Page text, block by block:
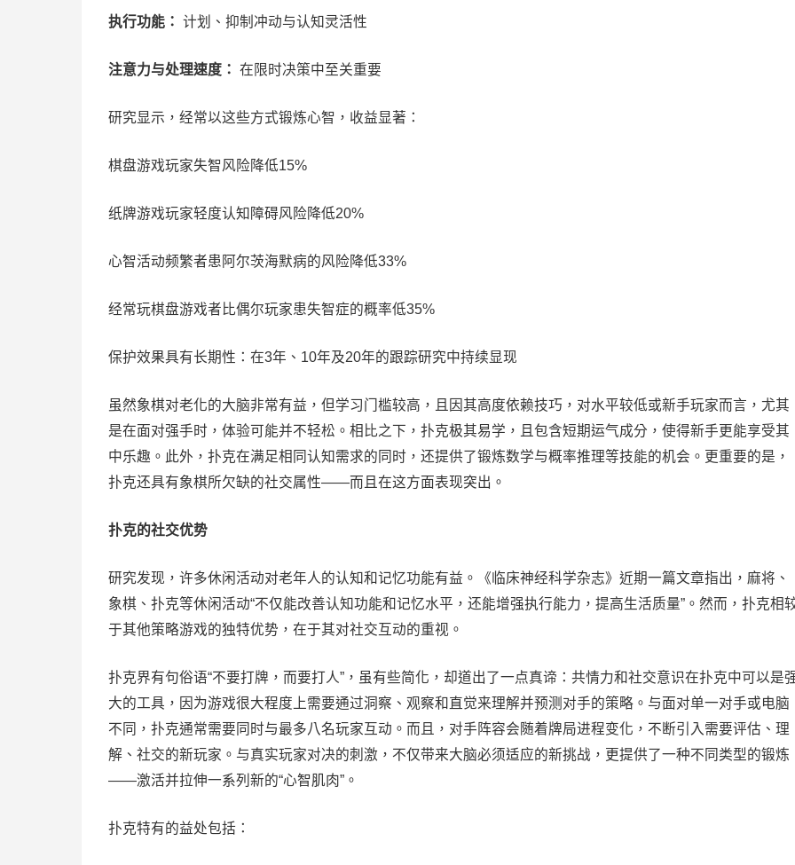
执行功能： 计划、抑制冲动与认知灵活性
注意力与处理速度： 在限时决策中至关重要
研究显示，经常以这些方式锻炼心智，收益显著：
棋盘游戏玩家失智风险降低15%
纸牌游戏玩家轻度认知障碍风险降低20%
心智活动频繁者患阿尔茨海默病的风险降低33%
经常玩棋盘游戏者比偶尔玩家患失智症的概率低35%
保护效果具有长期性：在3年、10年及20年的跟踪研究中持续显现
虽然象棋对老化的大脑非常有益，但学习门槛较高，且因其高度依赖技巧，对水平较低或新手玩家而言，尤其
是在面对强手时，体验可能并不轻松。相比之下，扑克极其易学，且包含短期运气成分，使得新手更能享受其
中乐趣。此外，扑克在满足相同认知需求的同时，还提供了锻炼数学与概率推理等技能的机会。更重要的是，
扑克还具有象棋所欠缺的社交属性——而且在这方面表现突出。
扑克的社交优势
研究发现，许多休闲活动对老年人的认知和记忆功能有益。《临床神经科学杂志》近期一篇文章指出，麻将、
象棋、扑克等休闲活动“不仅能改善认知功能和记忆水平，还能增强执行能力，提高生活质量”。然而，扑克相
于其他策略游戏的独特优势，在于其对社交互动的重视。
扑克界有句俗语“不要打牌，而要打人”，虽有些简化，却道出了一点真谛：共情力和社交意识在扑克中可以是
大的工具，因为游戏很大程度上需要通过洞察、观察和直觉来理解并预测对手的策略。与面对单一对手或电脑
不同，扑克通常需要同时与最多八名玩家互动。而且，对手阵容会随着牌局进程变化，不断引入需要评估、理
解、社交的新玩家。与真实玩家对决的刺激，不仅带来大脑必须适应的新挑战，更提供了一种不同类型的锻炼
——激活并拉伸一系列新的“心智肌肉”。
扑克特有的益处包括：